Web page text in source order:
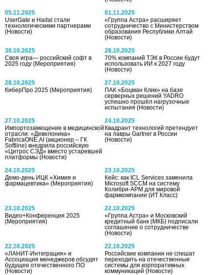
05.11.2025
UserGate и Hadal стали
технологическими партнерами
(Новости)
01.11.2025
«Группа Астра» расширяет
сотрудничество с Министерством
образования Республики Алтай
(Новости)
30.10.2025
Своя игра— российский софт в
2025 году (Мероприятия)
28.10.2025
70% компаний ТЭК в России будут
использовать ИИ к 2027 году
(Новости)
28.10.2025
КиберПро 2025 (Мероприятия)
27.10.2025
ПАК «Боцман Клик» на базе
серверных решений YADRO
успешно прошёл нагрузочные
испытания(Новости)
27.10.2025
Импортозамещение в медицинской
отрасли: «Девелоника»
FabricaONE.AI (акционер – ГК
Softline) внедрила российскую
«Цитрос СЭД» вместо устаревшей
платформы (Новости)
24.10.2025
Квадрант технологий претендует
на лавры Gartner в России
(Новости)
24.10.2025
Демо-день ИЦК «Химия и
фармацевтика» (Мероприятия)
23.10.2025
Кейс: как ICL Services заменила
Microsoft SCCM на систему
Колибри-АРМ для мировой
фармкомпании(ИТ Класс)
23.10.2025
Видео+Конференция 2025
(Мероприятия)
22.10.2025
«Группа Астра» и Московский
кредитный банк (МКБ) подписали
соглашение о сотрудничестве
(Новости)
22.10.2025
«ЛАНИТ-Интеграция» и
Ассоциация менеджеров обсудят
будущее отечественного ПО
(Новости)
22.10.2025
Российские компании не спешат
переходить на отечественные
системы для корпоративных
коммуникаций(Новости)